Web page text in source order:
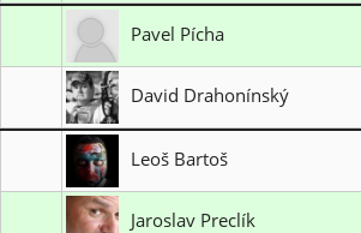
LO TJ Start Brno
Pavel Pícha
David Drahonínský
Leoš Bartoš
Jaroslav Preclík